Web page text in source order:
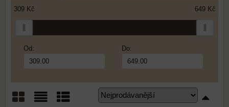
Od: Do:
309 Kč 649 Kč